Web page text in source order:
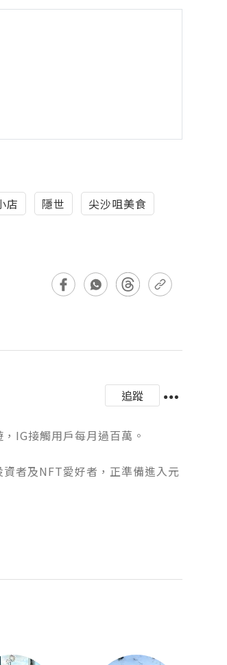
店 隱世
尖沙咀美食
追蹤
IG接觸用戶每月過百萬。
者及NFT愛好者，正準備進入元